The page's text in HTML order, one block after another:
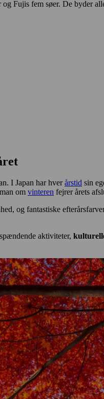
Fujis fem søer. De byder
I Japan har hverårstid sin
om vinteren fejrer årets
og fantastiske
aktiviteter,